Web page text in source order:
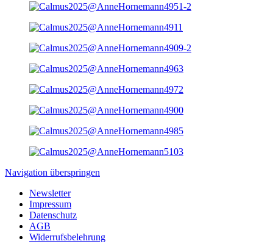
Navigation überspringen
Newsletter
Impressum
Datenschutz
AGB
Widerrufsbelehrung